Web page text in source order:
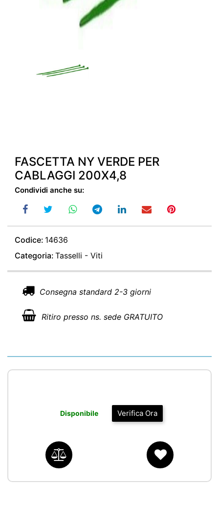
FASCETTA NY VERDE PER
CABLAGGI 200X4,8
Condividi anche su:
Codice: 14636
Categoria: Tasselli - Viti
Consegna standard 2-3 giorni
Ritiro presso ns. sede GRATUITO
Verifica Ora
Disponibile